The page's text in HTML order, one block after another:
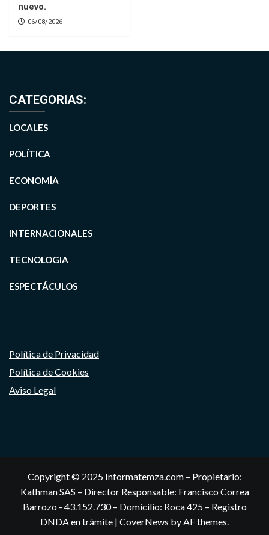
nuevo.
06/08/2026
CATEGORIAS:
LOCALES
POLÍTICA
ECONOMÍA
DEPORTES
INTERNACIONALES
TECNOLOGIA
ESPECTÁCULOS
Política de Privacidad
Política de Cookies
Aviso Legal
Copyright © 2025 Informatemza.com – Propietario:
Kathman SAS – Director Responsable: Francisco Correa
Barrozo - 43.152.730 – Domicilio: Roca 425 – Registro
DNDA en trámite | CoverNews by AF themes.